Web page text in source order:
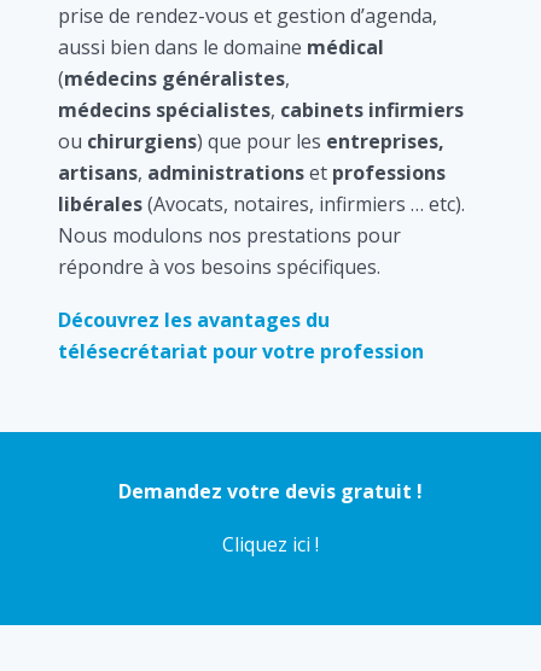
prise de rendez-vous et gestion d’agenda,
aussi bien dans le domaine médical
(médecins généralistes,
médecins spécialistes, cabinets infirmiers
ou chirurgiens) que pour les entreprises,
artisans, administrationset professions
libérales(Avocats, notaires, infirmiers … etc).
Nous modulons nos prestations pour
répondre à vos besoins spécifiques.
Découvrez les avantages du
télésecrétariat pour votre profession
Demandez votre devis gratuit !
Cliquez ici !